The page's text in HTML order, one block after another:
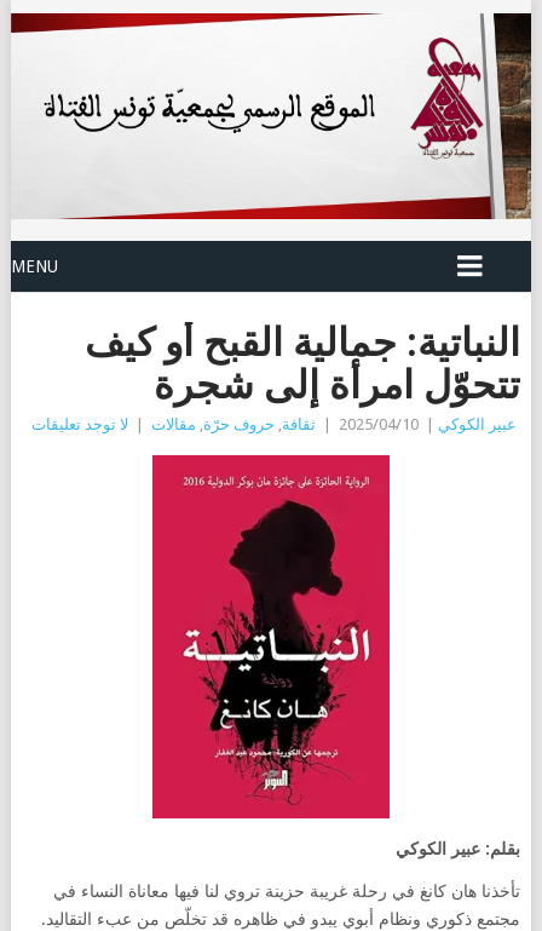
MENU
النباتية: جمالية القبح أو كيف
تتحوّل امرأة إلى شجرة
عبير الكوكي 2025/04/10 ثقافة, حروف حرّة, مقالات لا توجد تعليقات
بقلم: عبير الكوكي
تأخذنا هان كانغ في رحلة غريبة حزينة تروي لنا فيها معاناة النساء في
مجتمع ذكوري ونظام أبوي يبدو في ظاهره قد تخلّص من عبء التقاليد.